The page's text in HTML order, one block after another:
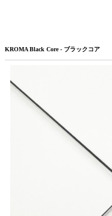
KROMA Black Core - ブラックコア